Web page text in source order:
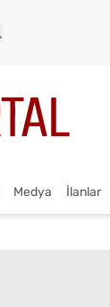
Medya İlanlar